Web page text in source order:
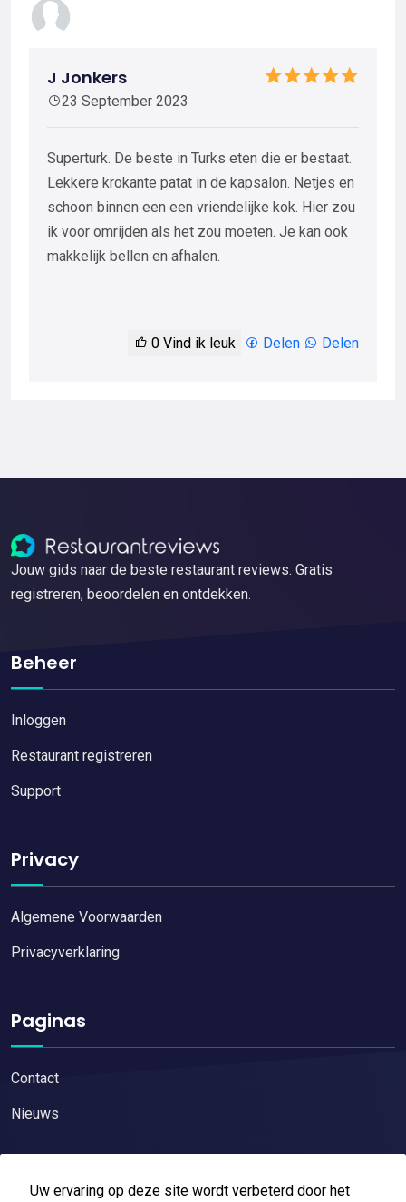
J Jonkers
23 September 2023
Superturk. De beste in Turks eten die er bestaat.
Lekkere krokante patat in de kapsalon. Netjes en
schoon binnen een een vriendelijke kok. Hier zou
ik voor omrijden als het zou moeten. Je kan ook
makkelijk bellen en afhalen.
0 Vind ik leuk Delen Delen
Uw ervaring op deze site wordt verbeterd door het
Jouw gids naar de beste restaurant reviews. Gratis
registreren, beoordelen en ontdekken.
Beheer
Inloggen
Restaurant registreren
Support
Privacy
Algemene Voorwaarden
Privacyverklaring
Paginas
Contact
Nieuws